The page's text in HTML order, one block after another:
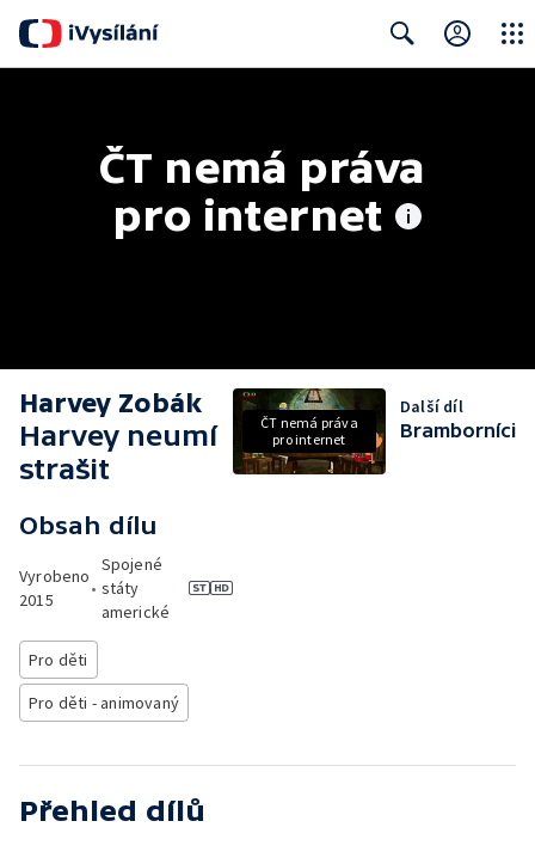
ČT nemá práva
pro internet
Harvey Zobák
Harvey neumí
strašit
Obsah dílu
Vyrobeno
2015
•
Spojené
státy
americké
Pro děti
Pro děti - animovaný
ČT nemá práva
pro internet
Další díl
Bramborníci
Přehled dílů